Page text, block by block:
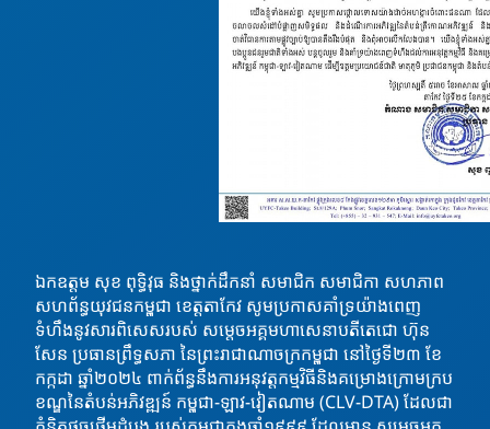
ឯកឧត្តម សុខ ពុទ្ធិវុធ និងថ្នាក់ដឹកនាំ សមាជិក សមាជិកា សហភាព
សហព័ន្ធយុវជនកម្ពុជា ខេត្តតាកែវ សូមប្រកាសគាំទ្រយ៉ាងពេញ
ទំហឹងនូវសារពិសេសរបស់ សម្តេចអគ្គមហាសេនាបតីតេជោ ហ៊ុន
សែន ប្រធានព្រឹទ្ធសភា នៃព្រះរាជាណាចក្រកម្ពុជា នៅថ្ងៃទី២៣ ខែ
កក្កដា ឆ្នាំ២០២៤ ពាក់ព័ន្ធនឹងការអនុវត្តកម្មវិធីនិងគម្រោងក្រោមក្រប
ខណ្ឌនៃតំបន់អភិវឌ្ឍន៍ កម្ពុជា-ឡាវ-វៀតណាម (CLV-DTA) ដែលជា